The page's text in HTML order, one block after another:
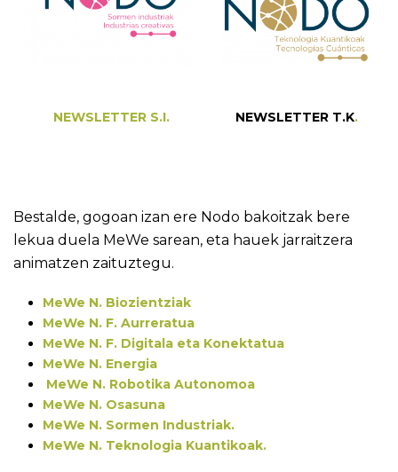
NEWSLETTER S.I. NEWSLETTER T.K.
Bestalde, gogoan izan ere Nodo bakoitzak bere
lekua duela MeWe sarean, eta hauek jarraitzera
animatzen zaituztegu.
MeWe N. Biozientziak
MeWe N. F. Aurreratua
MeWe N. F. Digitala eta Konektatua
MeWe N. Energia
MeWe N. Robotika Autonomoa
MeWe N. Osasuna
MeWe N. Sormen Industriak.
MeWe N. Teknologia Kuantikoak.